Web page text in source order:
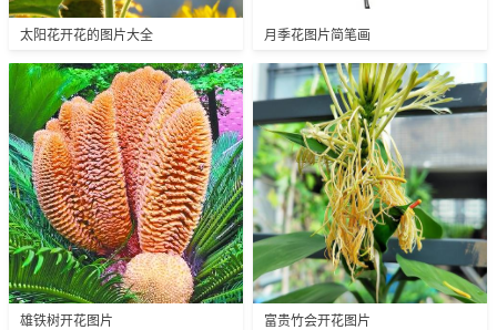
太阳花开花的图片大全 月季花图片简笔画
雄铁树开花图片 富贵竹会开花图片